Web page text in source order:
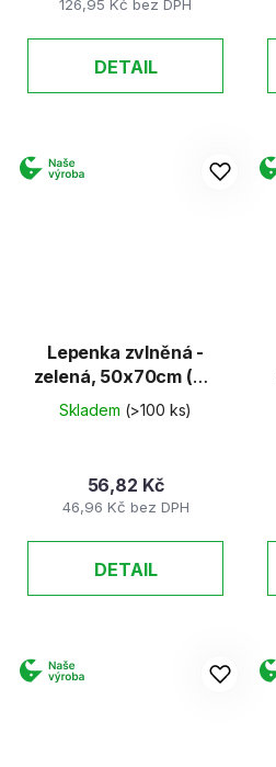
126,95 Kč bez DPH
DETAIL
Lepenka zvlněná -
zelená, 50x70cm (W-
Welle)
Skladem (>100 ks)
46,96 Kč bez DPH
56,82 Kč
DETAIL